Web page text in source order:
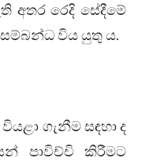
අතර රෙදි සේදීමේ
සම්බන්ධ විය යුතු ය.
ගැනීම සඳහා ද
පාවිච්චි කිරීමට